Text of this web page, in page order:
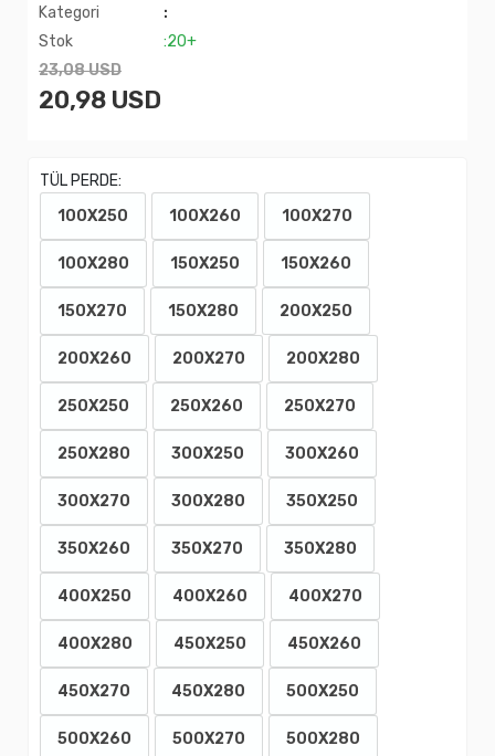
Kategori
:
Stok
:20+
23,08 USD
20,98 USD
TÜL PERDE:
100X250
100X260 100X270
100X280 150X250 150X260
150X270 150X280 200X250
200X260 200X270 200X280
250X250 250X260 250X270
250X280 300X250 300X260
300X270 300X280 350X250
350X260 350X270 350X280
400X250 400X260 400X270
400X280 450X250 450X260
450X270 450X280 500X250
500X260 500X270 500X280